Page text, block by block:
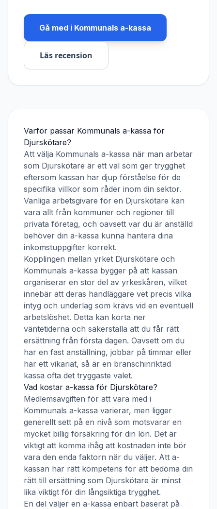
Gå med i Kommunals a-kassa
Läs recension
Varför passar Kommunals a-kassa för
Djurskötare?
Att välja Kommunals a-kassa när man arbetar
som Djurskötare är ett val som ger trygghet
eftersom kassan har djup förståelse för de
specifika villkor som råder inom din sektor.
Vanliga arbetsgivare för en Djurskötare kan
vara allt från kommuner och regioner till
privata företag, och oavsett var du är anställd
behöver din a-kassa kunna hantera dina
inkomstuppgifter korrekt.
Kopplingen mellan yrket Djurskötare och
Kommunals a-kassa bygger på att kassan
organiserar en stor del av yrkeskåren, vilket
innebär att deras handläggare vet precis vilka
intyg och underlag som krävs vid en eventuell
arbetslöshet. Detta kan korta ner
väntetiderna och säkerställa att du får rätt
ersättning från första dagen. Oavsett om du
har en fast anställning, jobbar på timmar eller
har ett vikariat, så är en branschinriktad
kassa ofta det tryggaste valet.
Vad kostar a-kassa för Djurskötare?
Medlemsavgiften för att vara med i
Kommunals a-kassa varierar, men ligger
generellt sett på en nivå som motsvarar en
mycket billig försäkring för din lön. Det är
viktigt att komma ihåg att kostnaden inte bör
vara den enda faktorn när du väljer. Att a-
kassan har rätt kompetens för att bedöma din
rätt till ersättning som Djurskötare är minst
lika viktigt för din långsiktiga trygghet.
En del väljer en a-kassa enbart baserat på